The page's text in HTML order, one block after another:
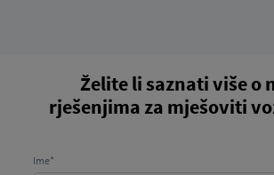
Želite li saznati više o
rješenjima za mješoviti